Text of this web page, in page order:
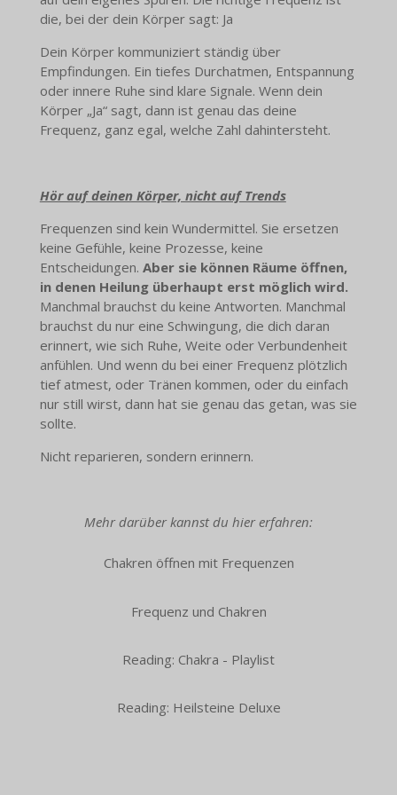
die, bei der dein Körper sagt: Ja
Dein Körper kommuniziert ständig über
Empfindungen. Ein tiefes Durchatmen, Entspannung
oder innere Ruhe sind klare Signale. Wenn dein
Körper „Ja“ sagt, dann ist genau das deine
Frequenz, ganz egal, welche Zahl dahintersteht.
Hör auf deinen Körper, nicht auf Trends
Frequenzen sind kein Wundermittel. Sie ersetzen
keine Gefühle, keine Prozesse, keine
Entscheidungen. Aber sie können Räume öffnen,
in denen Heilung überhaupt erst möglich wird.
Manchmal brauchst du keine Antworten. Manchmal
brauchst du nur eine Schwingung, die dich daran
erinnert, wie sich Ruhe, Weite oder Verbundenheit
anfühlen. Und wenn du bei einer Frequenz plötzlich
tief atmest, oder Tränen kommen, oder du einfach
nur still wirst, dann hat sie genau das getan, was sie
sollte.
Nicht reparieren, sondern erinnern.
Mehr darüber kannst du hier erfahren:
Chakren öffnen mit Frequenzen
Frequenz und Chakren
Reading: Chakra - Playlist
Reading: Heilsteine Deluxe